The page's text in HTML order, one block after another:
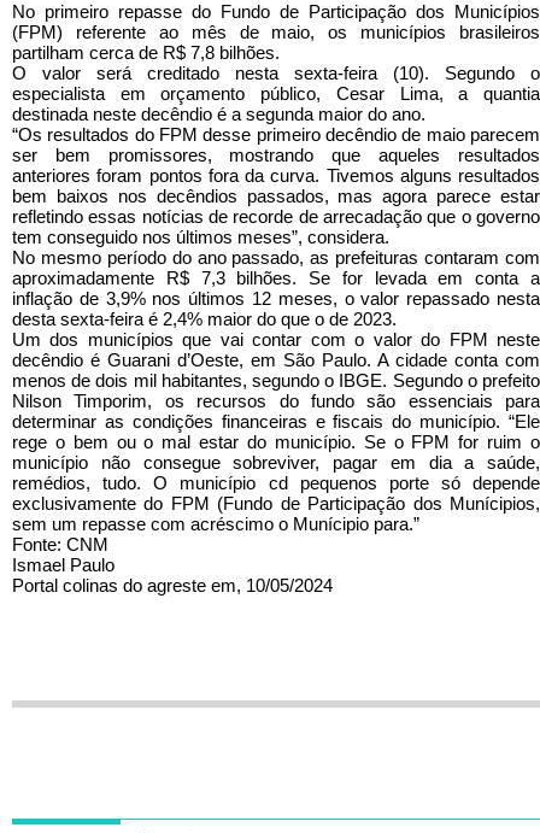
No primeiro repasse do Fundo de Participação dos Municípios
(FPM) referente ao mês de maio, os municípios brasileiros
partilham cerca de R$ 7,8 bilhões.
O valor será creditado nesta sexta-feira (10). Segundo o
especialista em orçamento público, Cesar Lima, a quantia
destinada neste decêndio é a segunda maior do ano.
“Os resultados do FPM desse primeiro decêndio de maio parecem
ser bem promissores, mostrando que aqueles resultados
anteriores foram pontos fora da curva. Tivemos alguns resultados
bem baixos nos decêndios passados, mas agora parece estar
refletindo essas notícias de recorde de arrecadação que o governo
tem conseguido nos últimos meses”, considera.
No mesmo período do ano passado, as prefeituras contaram com
aproximadamente R$ 7,3 bilhões. Se for levada em conta a
inflação de 3,9% nos últimos 12 meses, o valor repassado nesta
desta sexta-feira é 2,4% maior do que o de 2023.
Um dos municípios que vai contar com o valor do FPM neste
decêndio é Guarani d’Oeste, em São Paulo. A cidade conta com
menos de dois mil habitantes, segundo o IBGE. Segundo o prefeito
Nilson Timporim, os recursos do fundo são essenciais para
determinar as condições financeiras e fiscais do município. “Ele
rege o bem ou o mal estar do município. Se o FPM for ruim o
município não consegue sobreviver, pagar em dia a saúde,
remédios, tudo. O município cd pequenos porte só depende
exclusivamente do FPM (Fundo de Participação dos Munícipios,
sem um repasse com acréscimo o Munícipio para.”
Fonte: CNM
Ismael Paulo
Portal colinas do agreste em, 10/05/2024